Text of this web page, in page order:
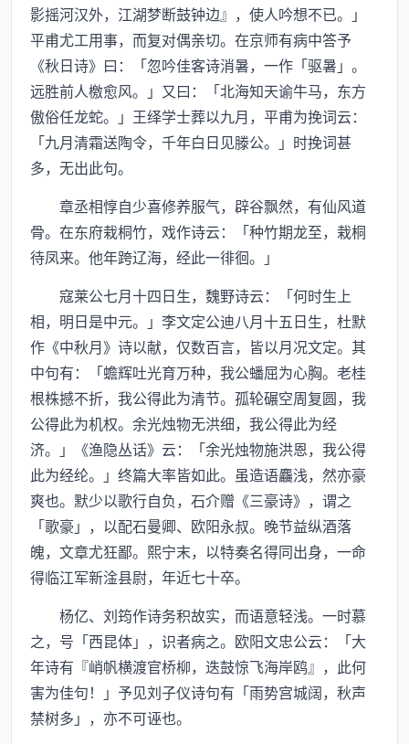
影摇河汉外，江湖梦断鼓钟边』，使人吟想不已。」
平甫尤工用事，而复对偶亲切。在京师有病中答予
《秋日诗》曰：「忽吟佳客诗消暑，一作「驱暑」。
远胜前人檄愈风。」又曰：「北海知天谕牛马，东方
傲俗任龙蛇。」王绎学士葬以九月，平甫为挽词云：
「九月清霜送陶令，千年白日见滕公。」时挽词甚
多，无出此句。
章丞相惇自少喜修养服气，辟谷飘然，有仙风道
骨。在东府栽桐竹，戏作诗云：「种竹期龙至，栽桐
待凤来。他年跨辽海，经此一徘徊。」
寇莱公七月十四日生，魏野诗云：「何时生上
相，明日是中元。」李文定公迪八月十五日生，杜默
作《中秋月》诗以献，仅数百言，皆以月况文定。其
中句有：「蟾辉吐光育万种，我公蟠屈为心胸。老桂
根株撼不折，我公得此为清节。孤轮碾空周复圆，我
公得此为机权。余光烛物无洪细，我公得此为经
济。」《渔隐丛话》云：「余光烛物施洪恩，我公得
此为经纶。」终篇大率皆如此。虽造语麤浅，然亦豪
爽也。默少以歌行自负，石介赠《三豪诗》，谓之
「歌豪」，以配石曼卿、欧阳永叔。晚节益纵酒落
魄，文章尤狂鄙。熙宁末，以特奏名得同出身，一命
得临江军新淦县尉，年近七十卒。
杨亿、刘筠作诗务积故实，而语意轻浅。一时慕
之，号「西昆体」，识者病之。欧阳文忠公云：「大
年诗有『峭帆横渡官桥柳，迭鼓惊飞海岸鸥』，此何
害为佳句！」予见刘子仪诗句有「雨势宫城阔，秋声
禁树多」，亦不可诬也。